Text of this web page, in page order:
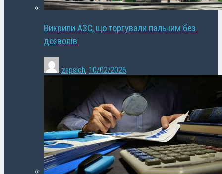
Викрили АЗС, що торгували пальним без
дозволів
zapsich, 10/02/2026